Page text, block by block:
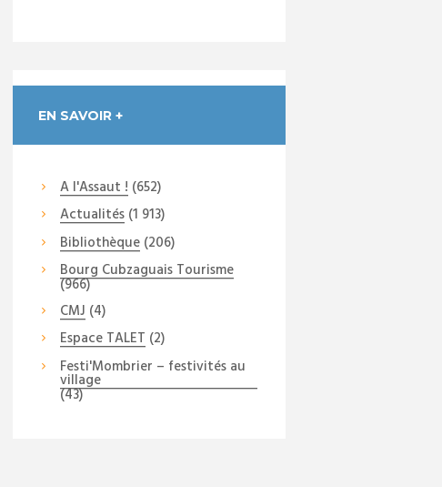
EN SAVOIR +
A l'Assaut ! (652)
Actualités(1 913)
Bibliothèque(206)
Bourg Cubzaguais Tourisme
(966)
CMJ (4)
Espace TALET (2)
Festi'Mombrier – festivités au
village
(43)